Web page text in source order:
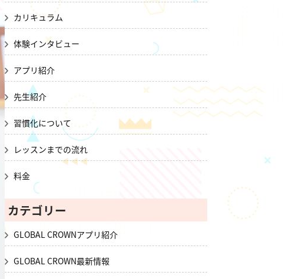
カリキュラム
体験インタビュー
アプリ紹介
先生紹介
習慣化について
レッスンまでの流れ
料金
カテゴリー
GLOBAL CROWNアプリ紹介
GLOBAL CROWN最新情報